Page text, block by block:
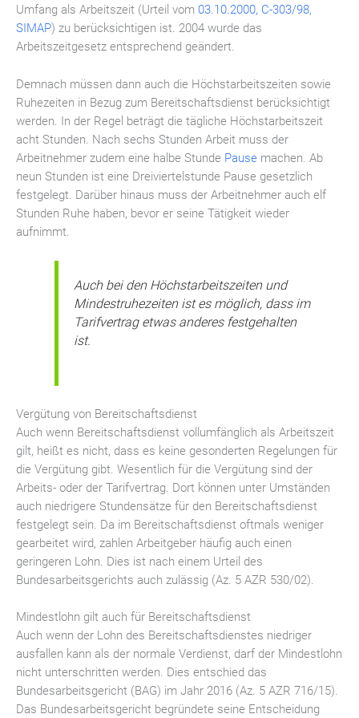
Umfang als Arbeitszeit (Urteil vom 03.10.2000, C-303/98,
SIMAP) zu berücksichtigen ist. 2004 wurde das
Arbeitszeitgesetz entsprechend geändert.
Demnach müssen dann auch die Höchstarbeitszeiten sowie
Ruhezeiten in Bezug zum Bereitschaftsdienst berücksichtigt
werden. In der Regel beträgt die tägliche Höchstarbeitszeit
acht Stunden. Nach sechs Stunden Arbeit muss der
Arbeitnehmer zudem eine halbe Stunde Pause machen. Ab
neun Stunden ist eine Dreiviertelstunde Pause gesetzlich
festgelegt. Darüber hinaus muss der Arbeitnehmer auch elf
Stunden Ruhe haben, bevor er seine Tätigkeit wieder
aufnimmt.
Auch bei den Höchstarbeitszeiten und
Mindestruhezeiten ist es möglich, dass im
Tarifvertrag etwas anderes festgehalten
ist.
Vergütung von Bereitschaftsdienst
Auch wenn Bereitschaftsdienst vollumfänglich als Arbeitszeit
gilt, heißt es nicht, dass es keine gesonderten Regelungen für
die Vergütung gibt. Wesentlich für die Vergütung sind der
Arbeits- oder der Tarifvertrag. Dort können unter Umständen
auch niedrigere Stundensätze für den Bereitschaftsdienst
festgelegt sein. Da im Bereitschaftsdienst oftmals weniger
gearbeitet wird, zahlen Arbeitgeber häufig auch einen
geringeren Lohn. Dies ist nach einem Urteil des
Bundesarbeitsgerichts auch zulässig (Az. 5 AZR 530/02).
Mindestlohn gilt auch für Bereitschaftsdienst
Auch wenn der Lohn des Bereitschaftsdienstes niedriger
ausfallen kann als der normale Verdienst, darf der Mindestlohn
nicht unterschritten werden. Dies entschied das
Bundesarbeitsgericht (BAG) im Jahr 2016 (Az. 5 AZR 716/15).
Das Bundesarbeitsgericht begründete seine Entscheidung